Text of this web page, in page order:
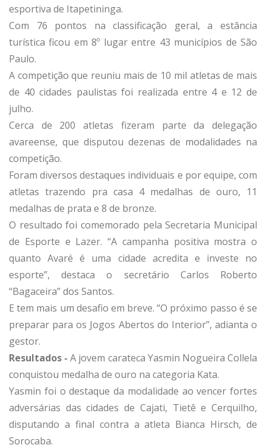
esportiva de Itapetininga.
Com 76 pontos na classificação geral, a estância
turística ficou em 8º lugar entre 43 municípios de São
Paulo.
A competição que reuniu mais de 10 mil atletas de mais
de 40 cidades paulistas foi realizada entre 4 e 12 de
julho.
Cerca de 200 atletas fizeram parte da delegação
avareense, que disputou dezenas de modalidades na
competição.
Foram diversos destaques individuais e por equipe, com
atletas trazendo pra casa 4 medalhas de ouro, 11
medalhas de prata e 8 de bronze.
O resultado foi comemorado pela Secretaria Municipal
de Esporte e Lazer. “A campanha positiva mostra o
quanto Avaré é uma cidade acredita e investe no
esporte”, destaca o secretário Carlos Roberto
“Bagaceira” dos Santos.
E tem mais um desafio em breve. “O próximo passo é se
preparar para os Jogos Abertos do Interior”, adianta o
gestor.
Resultados -A jovem carateca Yasmin Nogueira Collela
conquistou medalha de ouro na categoria Kata.
Yasmin foi o destaque da modalidade ao vencer fortes
adversárias das cidades de Cajati, Tietê e Cerquilho,
disputando a final contra a atleta Bianca Hirsch, de
Sorocaba.